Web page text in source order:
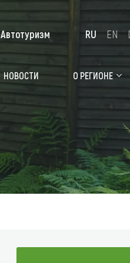
Где
Санатории
НОВОСТИ О РЕГИОНЕ
Автотуризм RU EN